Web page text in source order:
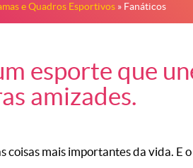
e Quadros Esportivos » Fanáticos
esporte que
amizades.
coisas mais importantes da vida. E